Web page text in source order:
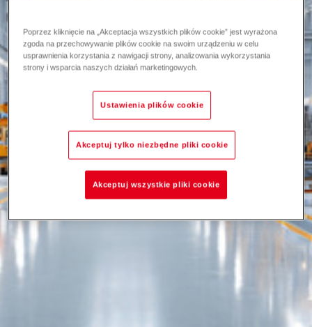
Poprzez kliknięcie na „Akceptacja wszystkich plików cookie” jest wyrażona
zgoda na przechowywanie plików cookie na swoim urządzeniu w celu
usprawnienia korzystania z nawigacji strony, analizowania wykorzystania
strony i wsparcia naszych działań marketingowych.
Ustawienia plików cookie
Akceptuj tylko niezbędne pliki cookie
Akceptuj wszystkie pliki cookie